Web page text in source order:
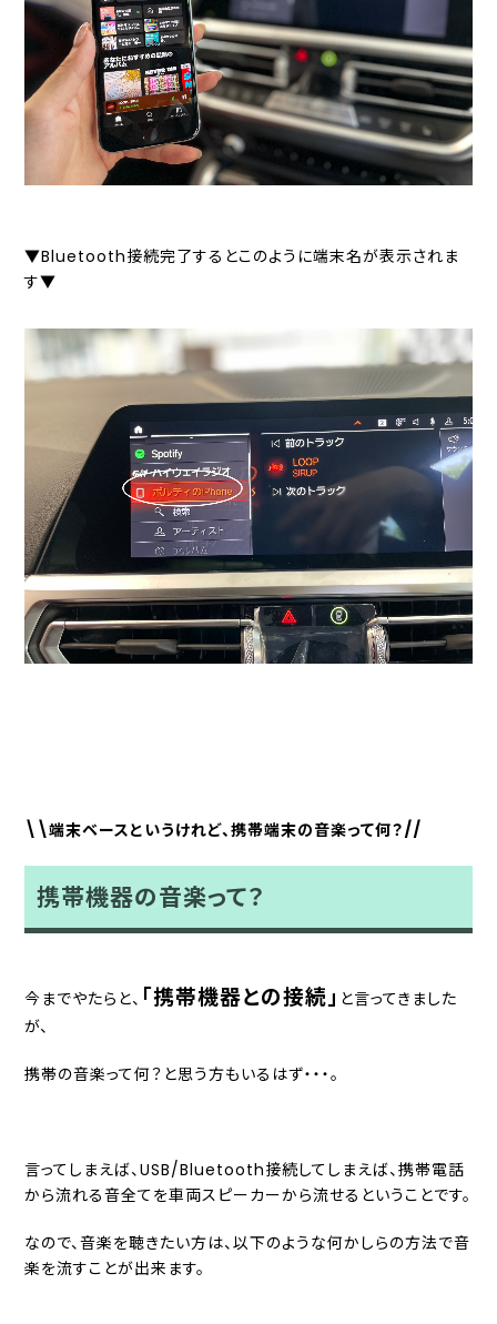
▼Bluetooth接続完了するとこのように端末名が表示されま
す▼
\\端末ベースというけれど、携帯端末の音楽って何？//
携帯機器の音楽って？
今までやたらと、 「携帯機器との接続」 と言ってきました
が、
携帯の音楽って何？と思う方もいるはず・・・。
言ってしまえば、USB/Bluetooth接続してしまえば、携帯電話
から流れる音全てを車両スピーカーから流せるということです。
なので、音楽を聴きたい方は、以下のような何かしらの方法で音
楽を流すことが出来ます。